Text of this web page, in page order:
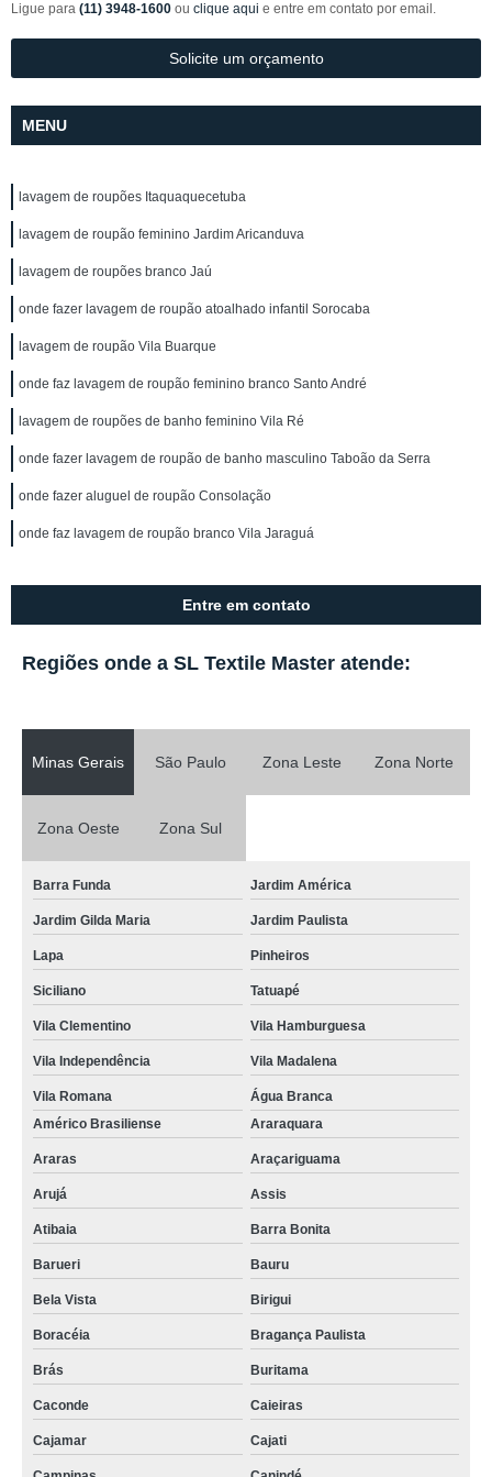
Ligue para (11) 3948-1600 ou clique aqui e entre em contato por email.
Solicite um orçamento
MENU
lavagem de roupões Itaquaquecetuba
lavagem de roupão feminino Jardim Aricanduva
lavagem de roupões branco Jaú
onde fazer lavagem de roupão atoalhado infantil Sorocaba
lavagem de roupão Vila Buarque
onde faz lavagem de roupão feminino branco Santo André
lavagem de roupões de banho feminino Vila Ré
onde fazer lavagem de roupão de banho masculino Taboão da Serra
onde fazer aluguel de roupão Consolação
onde faz lavagem de roupão branco Vila Jaraguá
Entre em contato
Regiões onde a SL Textile Master atende:
Minas Gerais São Paulo Zona Leste Zona Norte
Zona Oeste Zona Sul
Barra Funda Jardim América
Jardim Gilda Maria Jardim Paulista
Lapa Pinheiros
Siciliano Tatuapé
Vila Clementino Vila Hamburguesa
Vila Independência Vila Madalena
Vila Romana
Água Branca
Américo Brasiliense
Araraquara
Araras Araçariguama
Arujá Assis
Atibaia Barra Bonita
Barueri Bauru
Bela Vista Birigui
Boracéia Bragança Paulista
Brás Buritama
Caconde Caieiras
Cajamar Cajati